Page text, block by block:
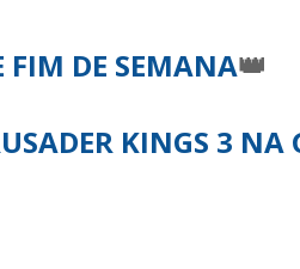
FIM DE SEMANA👑
KINGS 3 NA